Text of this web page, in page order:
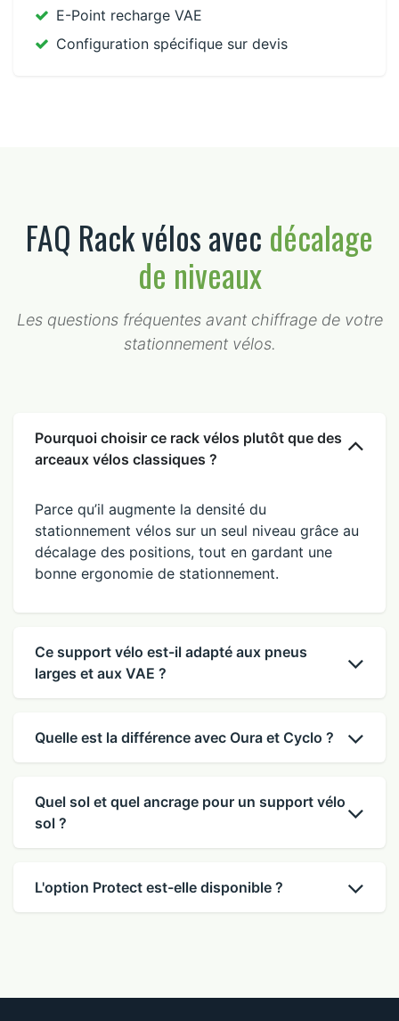
E-Point recharge VAE
Configuration spécifique sur devis
FAQ Rack vélos avec décalage
de niveaux
Les questions fréquentes avant chiffrage de votre
stationnement vélos.
Pourquoi choisir ce rack vélos plutôt que des
arceaux vélos classiques ?
Parce qu’il augmente la densité du
stationnement vélos sur un seul niveau grâce au
décalage des positions, tout en gardant une
bonne ergonomie de stationnement.
Ce support vélo est-il adapté aux pneus
larges et aux VAE ?
Quelle est la différence avec Oura et Cyclo ?
Quel sol et quel ancrage pour un support vélo
sol ?
L'option Protect est-elle disponible ?